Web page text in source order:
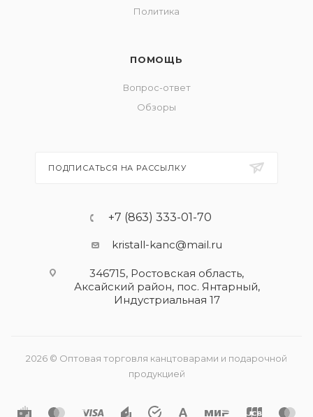
Политика
ПОМОЩЬ
Вопрос-ответ
Обзоры
ПОДПИСАТЬСЯ НА РАССЫЛКУ
+7 (863) 333-01-70
kristall-kanc@mail.ru
346715, Ростовская область​,
Аксайский район, пос. Янтарный,
Индустриальная 17
2026 © Оптовая торговля канцтоварами и подарочной
продукцией